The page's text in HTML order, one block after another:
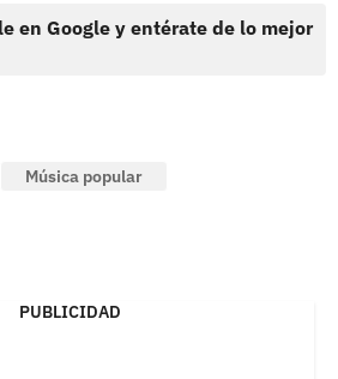
en Google y entérate de lo mejor
Música popular
PUBLICIDAD